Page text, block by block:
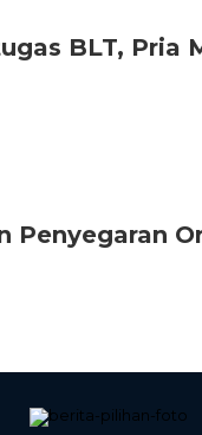
BLT, Pria
Penyegaran